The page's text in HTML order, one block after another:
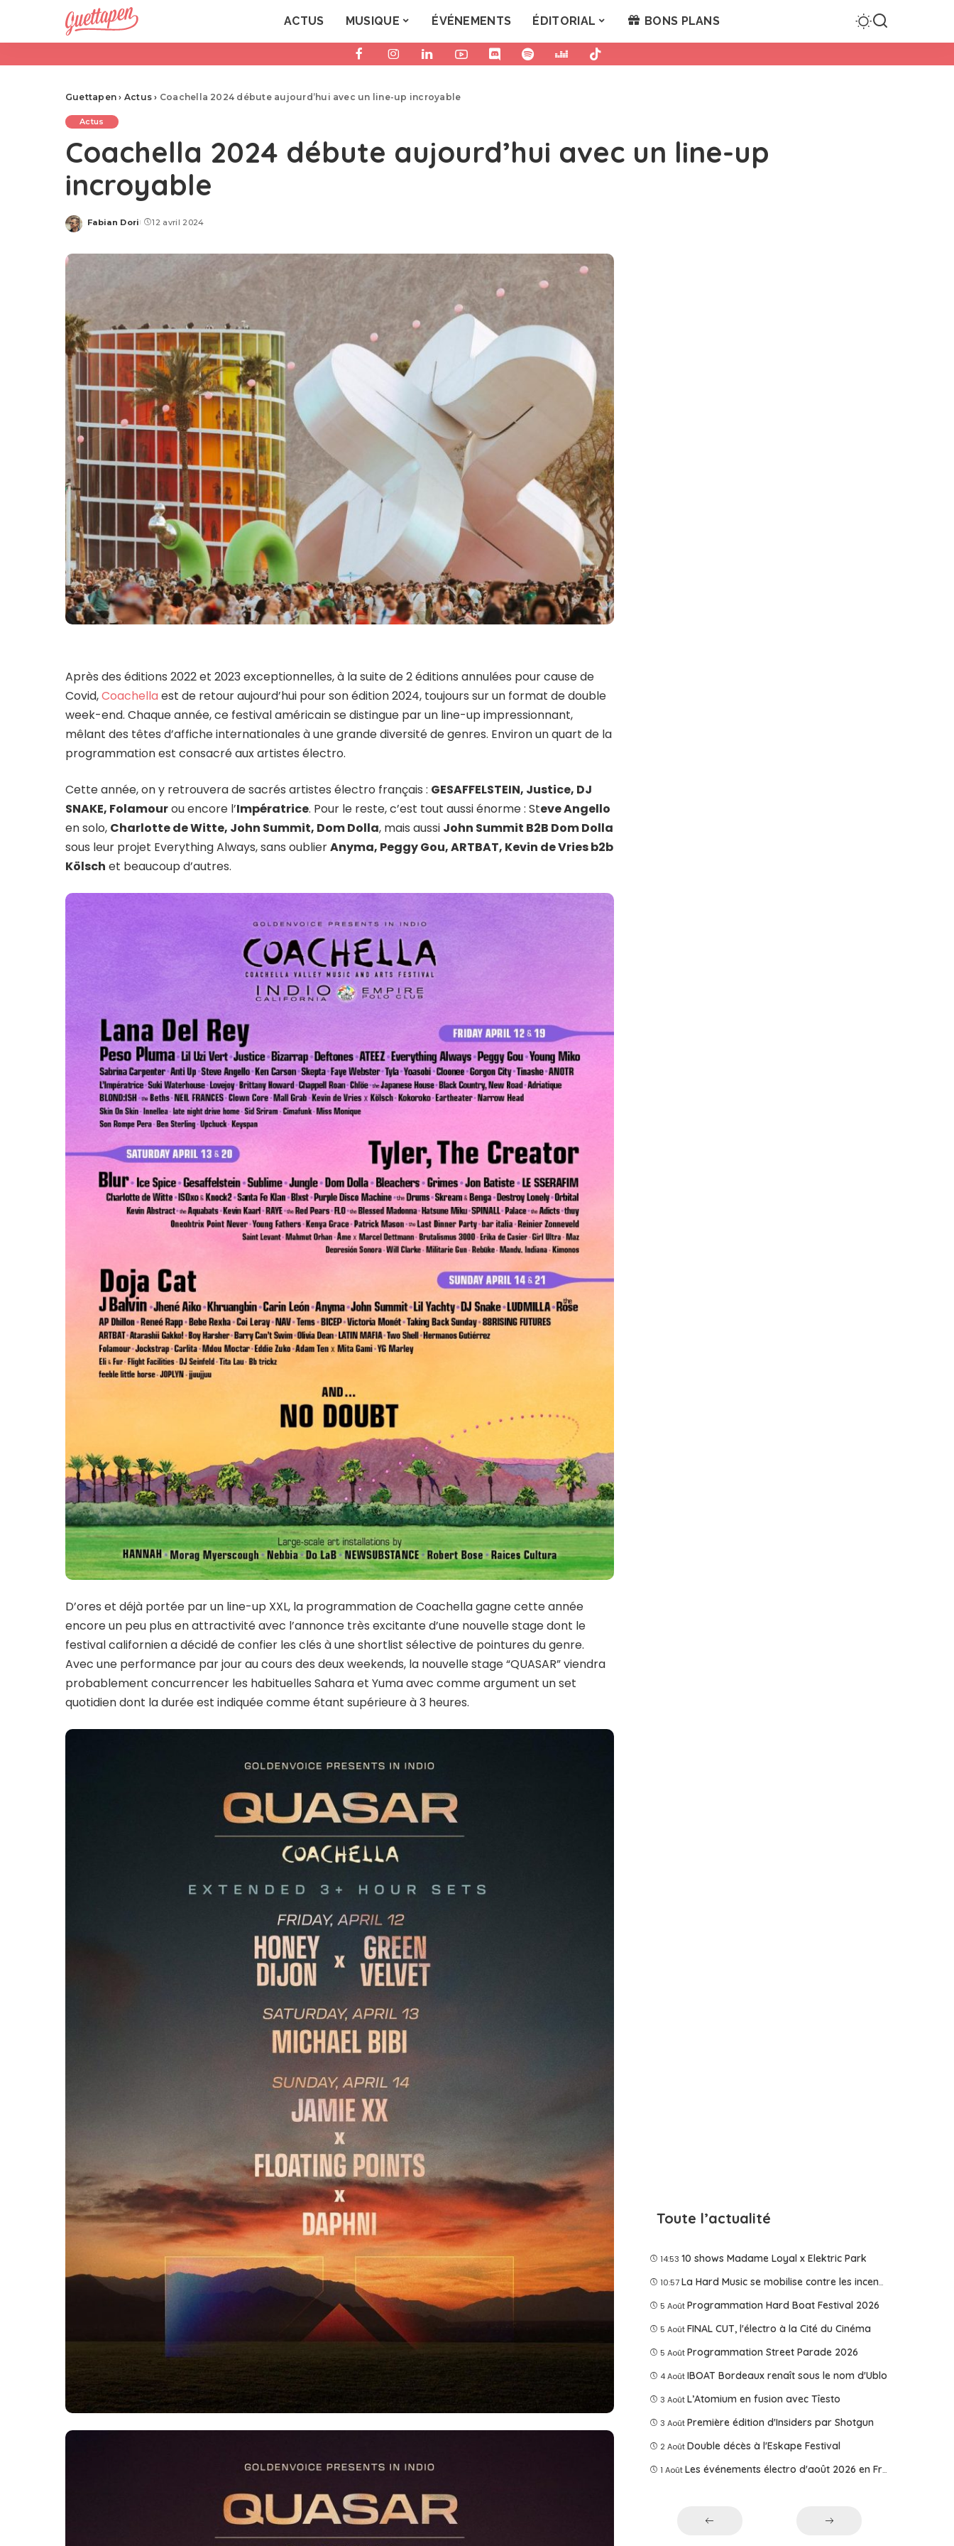
ACTUS MUSIQUE ÉVÉNEMENTS ÉDITORIAL BONS PLANS
Guettapen › Actus › Coachella 2024 débute aujourd’hui avec un line-up incroyable
Actus
Coachella 2024 débute aujourd’hui avec un line-up
incroyable
Posted
Fabian Dori 12 avril 2024
Après des éditions 2022 et 2023 exceptionnelles, à la suite de 2 éditions annulées pour cause de
Covid,Coachellaest de retour aujourd’hui pour son édition 2024, toujours sur un format de double
week-end. Chaque année, ce festival américain se distingue par un line-up impressionnant,
mêlant des têtes d’affiche internationales à une grande diversité de genres. Environ un quart de la
programmation est consacré aux artistes électro.
Cette année, on y retrouvera de sacrés artistes électro français : GESAFFELSTEIN, Justice, DJ
SNAKE, Folamourou encore l’Impératrice. Pour le reste, c’est tout aussi énorme : Steve Angello
en solo, Charlotte de Witte, John Summit, Dom Dolla, mais aussi John Summit B2B Dom Dolla
sous leur projet Everything Always, sans oublierAnyma, Peggy Gou, ARTBAT, Kevin de Vries b2b
Kölsch et beaucoup d’autres.
D’ores et déjà portée par un line-up XXL, la programmation de Coachella gagne cette année
encore un peu plus en attractivité avec l’annonce très excitante d’une nouvelle stage dont le
festival californien a décidé de confier les clés à une shortlist sélective de pointures du genre.
Avec une performance par jour au cours des deux weekends, la nouvelle stage “QUASAR” viendra
probablement concurrencer les habituelles Sahara et Yuma avec comme argument un set
quotidien dont la durée est indiquée comme étant supérieure à 3 heures.
Toute l’actualité
14:53 10 shows Madame Loyal x Elektric Park
10:57 La Hard Music se mobilise contre les incendies
5 Août Programmation Hard Boat Festival 2026
5 Août FINAL CUT, l'électro à la Cité du Cinéma
5 Août Programmation Street Parade 2026
4 Août IBOAT Bordeaux renaît sous le nom d'Ublo
3 Août L’Atomium en fusion avec Tîesto
3 Août Première édition d'Insiders par Shotgun
2 Août Double décès à l'Eskape Festival
1 Août Les événements électro d'août 2026 en France